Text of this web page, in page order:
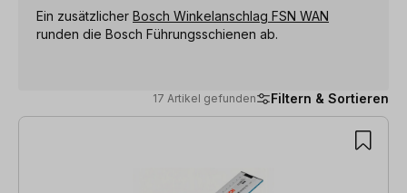
Ein zusätzlicher Bosch Winkelanschlag FSN WAN
runden die Bosch Führungsschienen ab.
17 Artikel gefunden Filtern & Sortieren
17 Artikel gefunden